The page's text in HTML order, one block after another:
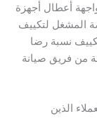
أعطال أجهزة
المشغل لتكييف
نسبة رضا
المقدمة من فريق صيانة
الذين